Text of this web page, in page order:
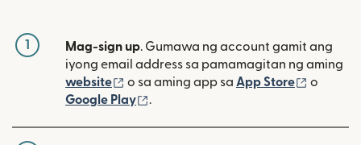
1 Mag-sign up. Gumawa ng account gamit ang
iyong email address sa pamamagitan ng aming
website
(bubukas sa bagong window)
o sa aming app sa App Store
o
Google Play
.